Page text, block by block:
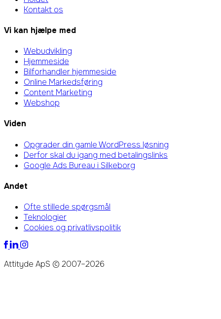
Kontakt os
Vi kan hjælpe med
Webudvikling
Hjemmeside
Bilforhandler hjemmeside
Online Markedsføring
Content Marketing
Webshop
Viden
Opgrader din gamle WordPress løsning
Derfor skal du igang med betalingslinks
Google Ads Bureau i Silkeborg
Andet
Ofte stillede spørgsmål
Teknologier
Cookies og privatlivspolitik
Attityde ApS © 2007–2026